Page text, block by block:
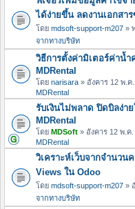
ได้ง่ายขึ้น ลดงานเอกสา
โดย mdsoft-support-m207 »
จากทางบริษัท
วิธีการตั้งค่ามิเตอร์ค่าน้
MDRental
โดย narisara » อังคาร 12 พ.ค
MDRental
รับเงินไม่พลาด ปิดบิลง่า
MDRental
โดย MDSoft » อังคาร 12 พ.ค
MDRental
วิเคราะห์เว็บจากจำนวน
Views ใน Odoo
โดย mdsoft-support-m207 »
จากทางบริษัท